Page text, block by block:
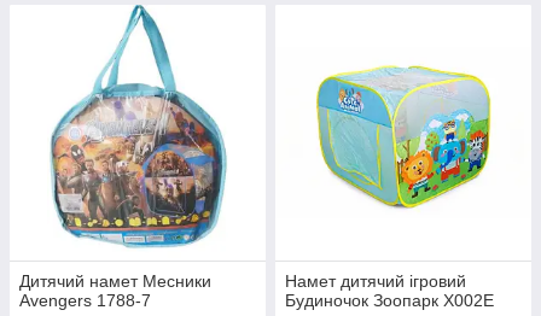
Дитячий намет Месники
Avengers 1788-7
Намет дитячий ігровий
Будиночок Зоопарк Х002Е